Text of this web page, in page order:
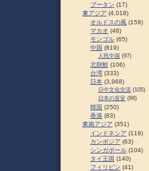
ブータン (17)
東アジア (4,018)
オルドスの風 (159)
マカオ (48)
モンゴル (65)
中国 (819)
人民中国 (97)
北朝鮮 (106)
台湾 (333)
日本 (3,968)
日中文化交流 (105)
日本の皇室 (88)
韓国 (250)
香港 (83)
東南アジア (351)
インドネシア (119)
カンボジア (63)
シンガポール (104)
タイ王国 (140)
フィリピン (41)